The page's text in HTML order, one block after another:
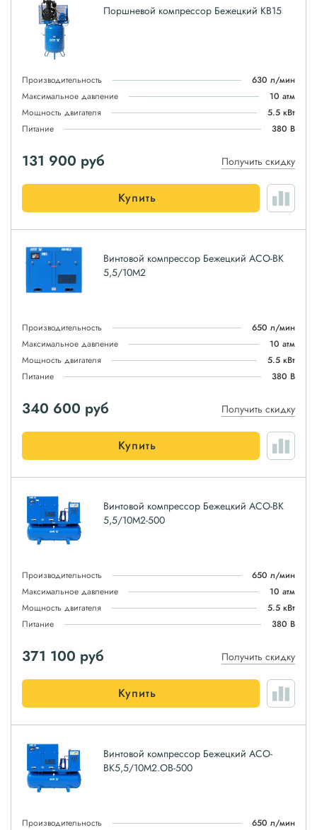
Поршневой компрессор Бежецкий КВ15
Производительность
630 л/мин
Максимальное давление
10 атм
Мощность двигателя
5.5 кВт
Питание
380 В
131 900 руб Получить скидку
Купить
Винтовой компрессор Бежецкий АСО-ВК
5,5/10М2
Производительность
650 л/мин
Максимальное давление
10 атм
Мощность двигателя
5.5 кВт
Питание
380 В
340 600 руб Получить скидку
Купить
Винтовой компрессор Бежецкий АСО-ВК
5,5/10М2-500
Производительность
650 л/мин
Максимальное давление
10 атм
Мощность двигателя
5.5 кВт
Питание
380 В
371 100 руб Получить скидку
Купить
Винтовой компрессор Бежецкий АСО-
ВК5,5/10М2.ОВ-500
Производительность
650 л/мин